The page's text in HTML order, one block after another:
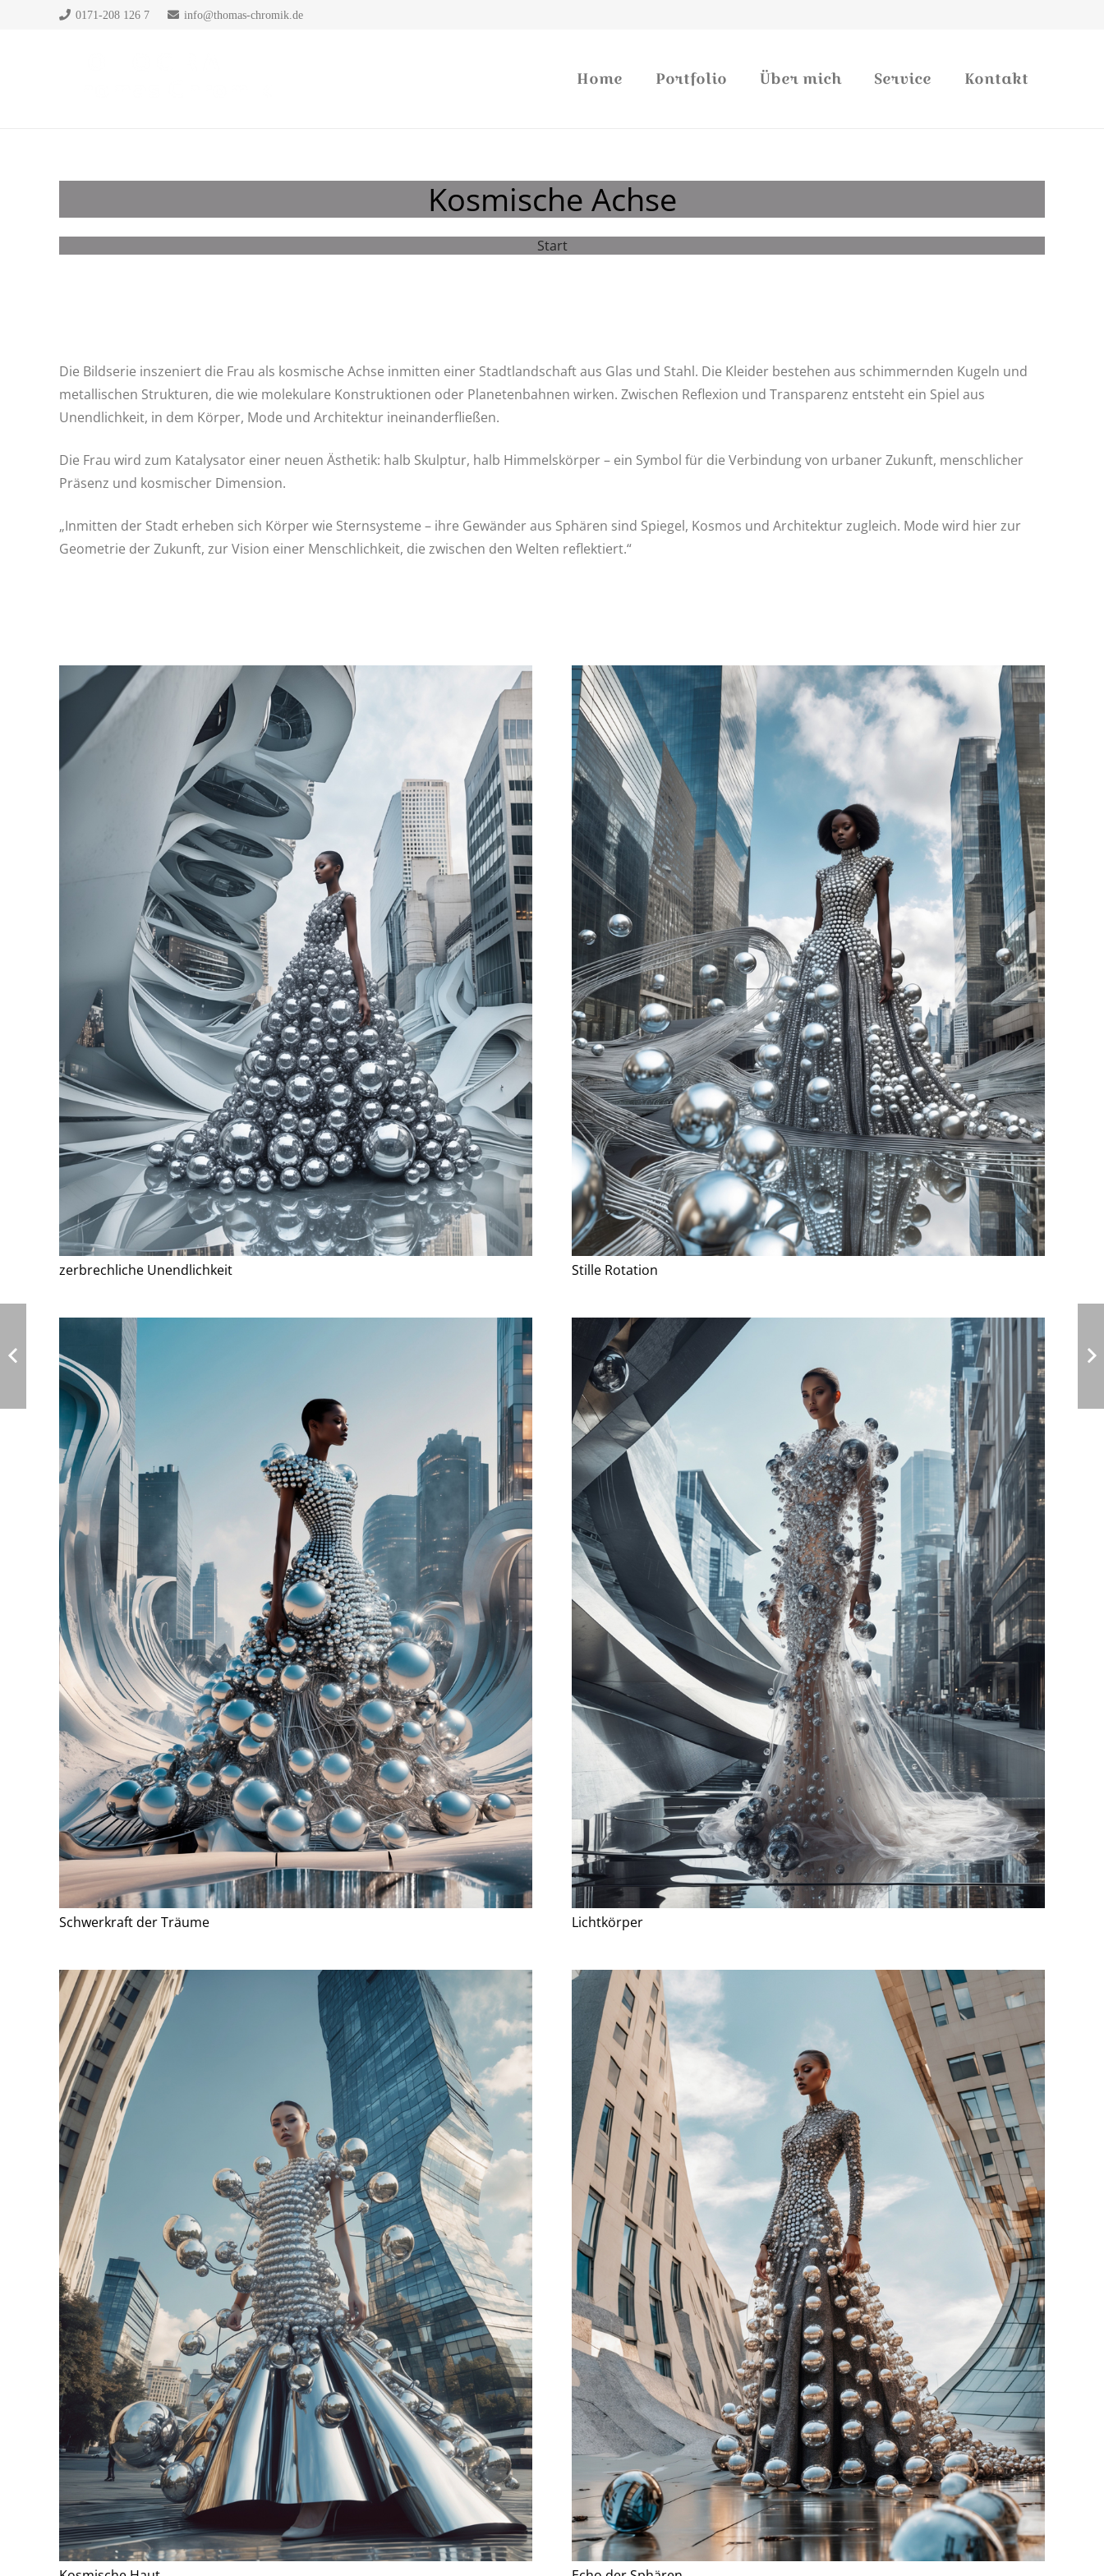
0171-208 126 7 info@thomas-chromik.de
Home Portfolio Über mich Service Kontakt
Kosmische Achse
Start
Die Bildserie inszeniert die Frau als kosmische Achse inmitten einer Stadtlandschaft aus Glas und Stahl. Die Kleider bestehen aus schimmernden Kugeln und
metallischen Strukturen, die wie molekulare Konstruktionen oder Planetenbahnen wirken. Zwischen Reflexion und Transparenz entsteht ein Spiel aus
Unendlichkeit, in dem Körper, Mode und Architektur ineinanderfließen.
Die Frau wird zum Katalysator einer neuen Ästhetik: halb Skulptur, halb Himmelskörper – ein Symbol für die Verbindung von urbaner Zukunft, menschlicher
Präsenz und kosmischer Dimension.
„Inmitten der Stadt erheben sich Körper wie Sternsysteme – ihre Gewänder aus Sphären sind Spiegel, Kosmos und Architektur zugleich. Mode wird hier zur
Geometrie der Zukunft, zur Vision einer Menschlichkeit, die zwischen den Welten reflektiert.“
zerbrechliche Unendlichkeit Stille Rotation
Schwerkraft der Träume Lichtkörper